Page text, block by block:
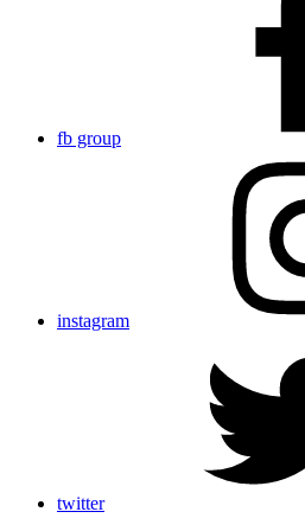
fb group
instagram
twitter